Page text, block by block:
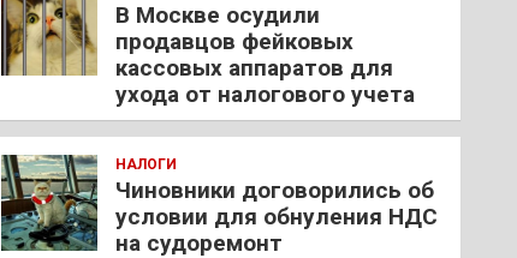
В Москве осудили
продавцов фейковых
кассовых аппаратов для
ухода от налогового учета
НАЛОГИ
Чиновники договорились об
условии для обнуления НДС
на судоремонт